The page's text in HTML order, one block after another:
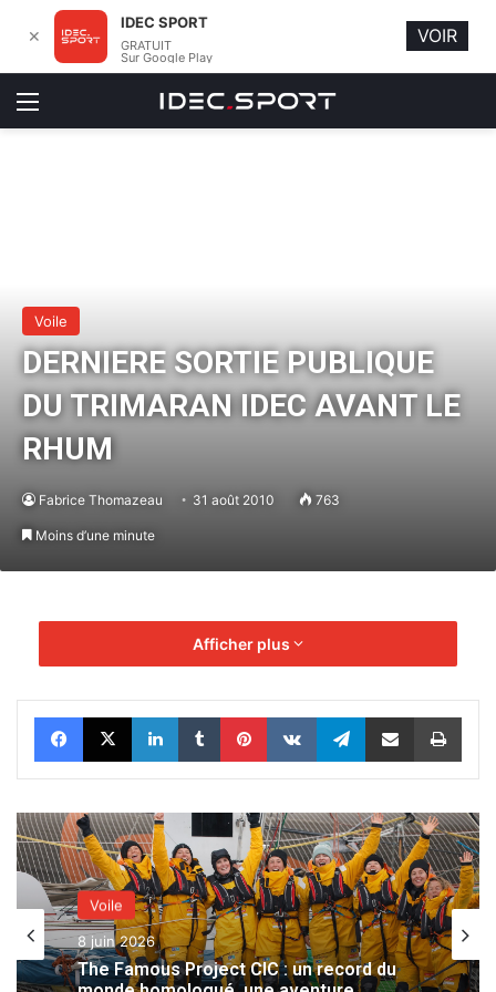
Menu
Voile
DERNIERE SORTIE PUBLIQUE
DU TRIMARAN IDEC AVANT LE
RHUM
Fabrice Thomazeau 31 août 2010 763
Moins d’une minute
Afficher plus
Facebook
X LinkedinTumblrPinterestVKontakteTelegramPartager par email
Voile
8 juin 2026
The Famous Project CIC : un record du
✕
IDEC SPORT
GRATUIT
Sur Google Play
VOIR